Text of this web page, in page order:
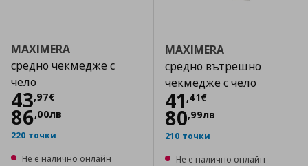
MAXIMERA
средно чекмедже с
чело
43,97€
Цена
86,00лв
220 точки
Не е налично онлайн
MAXIMERA
средно вътрешно
чекмедже с чело
41 ,41€
Цена
80,99лв
210 точки
Не е налично онлайн